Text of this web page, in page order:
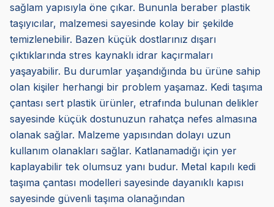
sağlam yapısıyla öne çıkar. Bununla beraber plastik
taşıyıcılar, malzemesi sayesinde kolay bir şekilde
temizlenebilir. Bazen küçük dostlarınız dışarı
çıktıklarında stres kaynaklı idrar kaçırmaları
yaşayabilir. Bu durumlar yaşandığında bu ürüne sahip
olan kişiler herhangi bir problem yaşamaz. Kedi taşıma
çantası sert plastik ürünler, etrafında bulunan delikler
sayesinde küçük dostunuzun rahatça nefes almasına
olanak sağlar. Malzeme yapısından dolayı uzun
kullanım olanakları sağlar. Katlanamadığı için yer
kaplayabilir tek olumsuz yanı budur. Metal kapılı kedi
taşıma çantası modelleri sayesinde dayanıklı kapısı
sayesinde güvenli taşıma olanağından